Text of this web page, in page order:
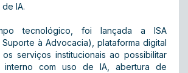
IA.
tecnológico, foi lançada a ISA
à Advocacia), plataforma digital
serviços institucionais ao possibilitar
interno com uso de IA, abertura de